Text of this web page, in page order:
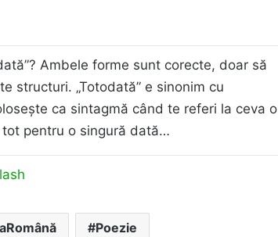
Ambele forme sunt corecte, doar să
structuri. „Totodată” e sinonim cu
ca sintagmă când te referi la ceva o
pentru o singură dată…
Poezie